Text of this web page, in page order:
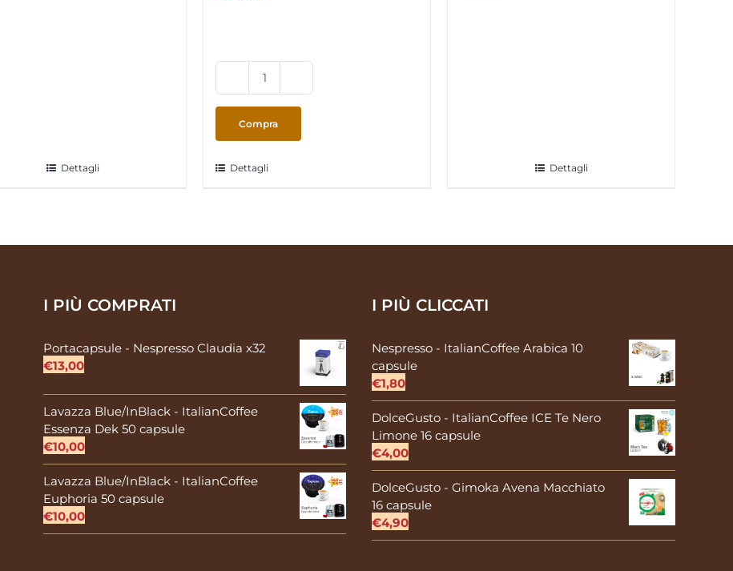
Dettagli
“MiniMe”
KP1238
-
Macchina
Compra
Dettagli Dettagli
I PIÙ COMPRATI
Portacapsule - Nespresso Claudia x32
€13,00
Lavazza Blue/InBlack - ItalianCoffee
Essenza Dek 50 capsule
€10,00
Lavazza Blue/InBlack - ItalianCoffee
Euphoria 50 capsule
€10,00
I PIÙ CLICCATI
Nespresso - ItalianCoffee Arabica 10
capsule
€1,80
DolceGusto - ItalianCoffee ICE Te Nero
Limone 16 capsule
€4,00
DolceGusto - Gimoka Avena Macchiato
16 capsule
€4,90